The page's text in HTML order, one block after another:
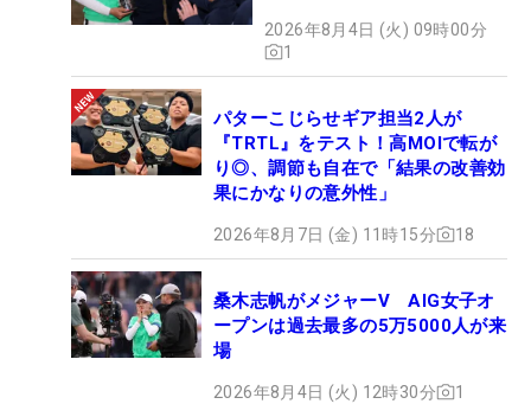
2026年8月4日 (火) 09時00分
1
パターこじらせギア担当2人が
『TRTL』をテスト！高MOIで転が
り◎、調節も自在で「結果の改善効
果にかなりの意外性」
2026年8月7日 (金) 11時15分 18
桑木志帆がメジャーV AIG女子オ
ープンは過去最多の5万5000人が来
場
2026年8月4日 (火) 12時30分 1